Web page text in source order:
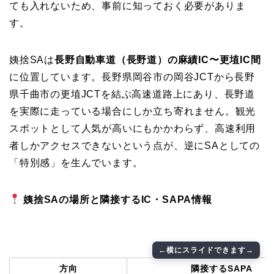
ても入れないため、事前に知っておく必要がありま
す。
姨捨SAは長野自動車道（長野道）の麻績IC〜更埴IC間
に位置しています。長野県岡谷市の岡谷JCTから長野
県千曲市の更埴JCTを結ぶ高速道路上にあり、長野道
を実際に走っている場合にしか立ち寄れません。観光
スポットとして人気が高いにもかかわらず、高速利用
者しかアクセスできないという点が、逆にSAとしての
「特別感」を生んでいます。
姨捨SAの場所と隣接するIC・SAPA情報
方向 隣接するSAPA